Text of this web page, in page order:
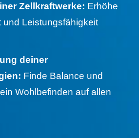
Zellkraftwerke: Erhöhe
und Leistungsfähigkeit
deiner
Finde Balance und
Wohlbefinden auf allen